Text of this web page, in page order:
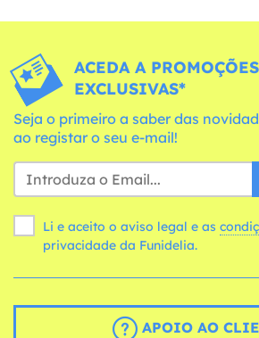
ACEDA A PROMOÇÕES
EXCLUSIVAS*
Seja o primeiro a saber das
ao registar o seu e-mail!
Li e aceito o aviso legal e as
privacidade da Funidelia.
APOIO AO